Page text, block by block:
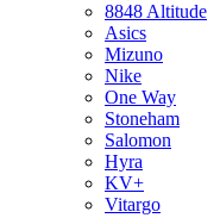
8848 Altitude
Asics
Mizuno
Nike
One Way
Stoneham
Salomon
Hyra
KV+
Vitargo